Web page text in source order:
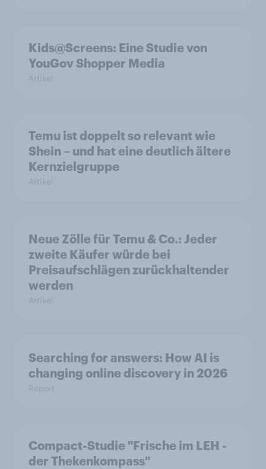
Kids@Screens: Eine Studie von
YouGov Shopper Media
Artikel
Temu ist doppelt so relevant wie
Shein – und hat eine deutlich ältere
Kernzielgruppe
Artikel
Neue Zölle für Temu & Co.: Jeder
zweite Käufer würde bei
Preisaufschlägen zurückhaltender
werden
Artikel
Searching for answers: How AI is
changing online discovery in 2026
Report
Compact-Studie "Frische im LEH -
der Thekenkompass"